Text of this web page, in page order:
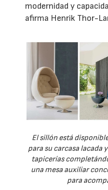
modernidad y
afirma Henrik Thor-
El sillón está
para su carcasa lacada
tapicerías
una mesa auxiliar
para